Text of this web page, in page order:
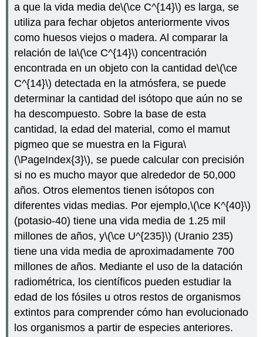
a que la vida media de\(\ce C^{14}\) es larga, se
utiliza para fechar objetos anteriormente vivos
como huesos viejos o madera. Al comparar la
relación de la\(\ce C^{14}\) concentración
encontrada en un objeto con la cantidad de\(\ce
C^{14}\) detectada en la atmósfera, se puede
determinar la cantidad del isótopo que aún no se
ha descompuesto. Sobre la base de esta
cantidad, la edad del material, como el mamut
pigmeo que se muestra en la Figura\
(\PageIndex{3}\), se puede calcular con precisión
si no es mucho mayor que alrededor de 50,000
años. Otros elementos tienen isótopos con
diferentes vidas medias. Por ejemplo,\(\ce K^{40}\)
(potasio-40) tiene una vida media de 1.25 mil
millones de años, y\(\ce U^{235}\) (Uranio 235)
tiene una vida media de aproximadamente 700
millones de años. Mediante el uso de la datación
radiométrica, los científicos pueden estudiar la
edad de los fósiles u otros restos de organismos
extintos para comprender cómo han evolucionado
los organismos a partir de especies anteriores.